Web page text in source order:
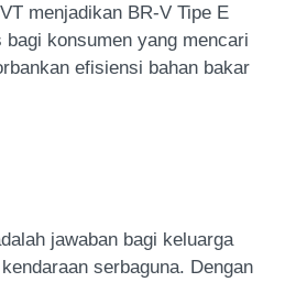
menjadikan BR-V Tipe E
konsumen yang mencari
efisiensi bahan bakar
jawaban bagi keluarga
serbaguna. Dengan